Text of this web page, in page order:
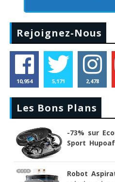
Rejoignez-Nous
10,954 5,171 2,478
Les Bons Plans
-73% sur
Sport Hupoaf
Robot